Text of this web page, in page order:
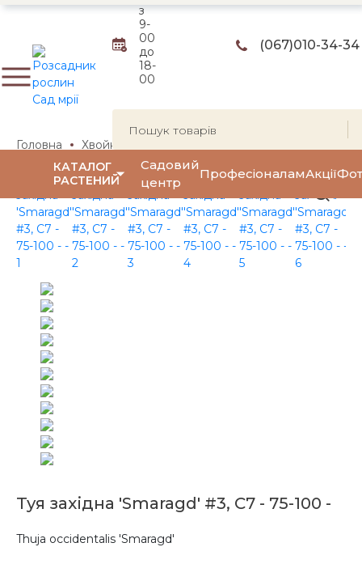
з
9-
00
до
18-
00
(067)010-34-34
КАТАЛОГ
РАСТЕНИЙ
Садовий
центр
ПрофесіоналамАкції
Головна Хвойні рослини
Туя західна 'Smaragd' #3, C7 - 75-100 -
Thuja occidentalis 'Smaragd'